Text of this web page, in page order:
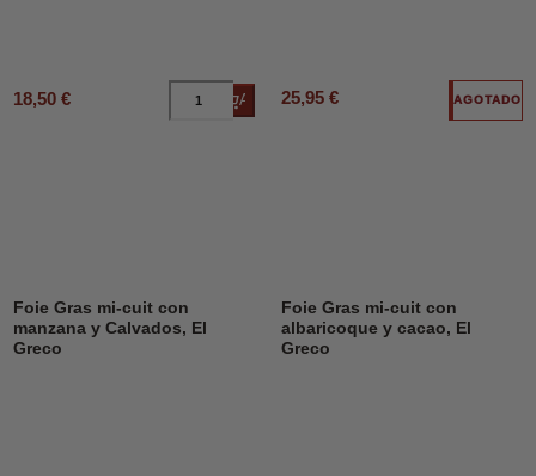
18,50 € Añadir al carrito
25,95 € AGOTADO
Foie Gras mi-cuit con
manzana y Calvados, El
Greco
Foie Gras mi-cuit con
albaricoque y cacao, El
Greco